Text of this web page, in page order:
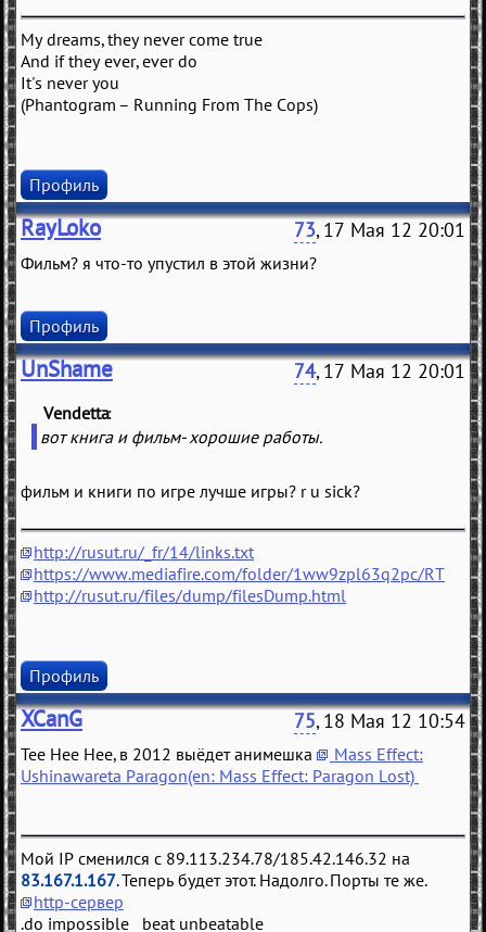
My dreams, they never come true
And if they ever, ever do
It's never you
(Phantogram – Running From The Cops)
Профиль
RayLoko 73, 17 Мая 12 20:01
Фильм? я что-то упустил в этой жизни?
Профиль
UnShame 74, 17 Мая 12 20:01
Vendetta
вот книга и фильм- хорошие работы.
фильм и книги по игре лучше игры? r u sick?
http://rusut.ru/_fr/14/links.txt
https://www.mediafire.com/folder/1ww9zpl63q2pc/RT
http://rusut.ru/files/dump/filesDump.html
Профиль
XCanG 75, 18 Мая 12 10:54
Tee Hee Hee, в 2012 выёдет анимешка
Mass Effect:
Ushinawareta Paragon(en: Mass Effect: Paragon Lost)
Мой IP сменился с 89.113.234.78/185.42.146.32 на
83.167.1.167. Теперь будет этот. Надолго. Порты те же.
http-сервер
.do impossible beat unbeatable